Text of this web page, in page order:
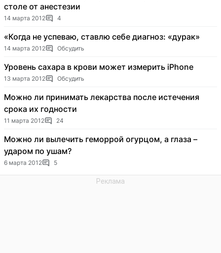
столе от анестезии
14 марта 2012 4
«Когда не успеваю, ставлю себе диагноз: «дурак»
14 марта 2012 Обсудить
Уровень сахара в крови может измерить iPhone
13 марта 2012 Обсудить
Можно ли принимать лекарства после истечения
срока их годности
11 марта 2012 24
Можно ли вылечить геморрой огурцом, а глаза –
ударом по ушам?
6 марта 2012 5